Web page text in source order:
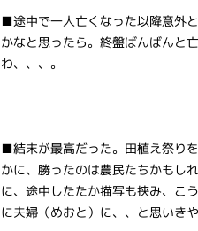
■途中で一人亡くなった以降意外
かなと思ったら。終盤ばんばんと
わ、、、。
■結末が最高だった。田植え祭り
かに、勝ったのは農民たちかもし
に、途中したたか描写も挟み、こ
に夫婦（めおと）に、、と思いき